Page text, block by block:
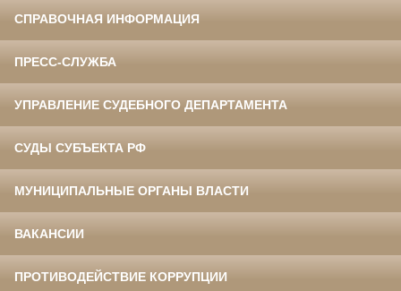
СПРАВОЧНАЯ ИНФОРМАЦИЯ
ПРЕСС-СЛУЖБА
УПРАВЛЕНИЕ СУДЕБНОГО ДЕПАРТАМЕНТА
СУДЫ СУБЪЕКТА РФ
МУНИЦИПАЛЬНЫЕ ОРГАНЫ ВЛАСТИ
ВАКАНСИИ
ПРОТИВОДЕЙСТВИЕ КОРРУПЦИИ